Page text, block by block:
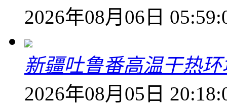
2026年08月06日
新疆吐鲁番高温干热
2026年08月05日